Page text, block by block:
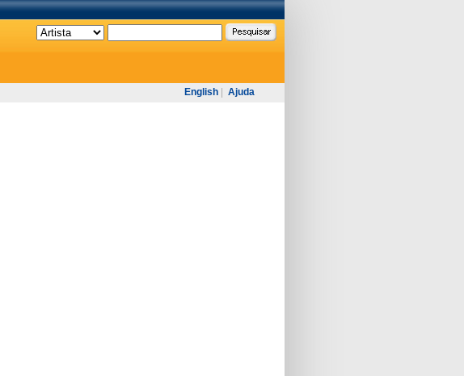
English Ajuda